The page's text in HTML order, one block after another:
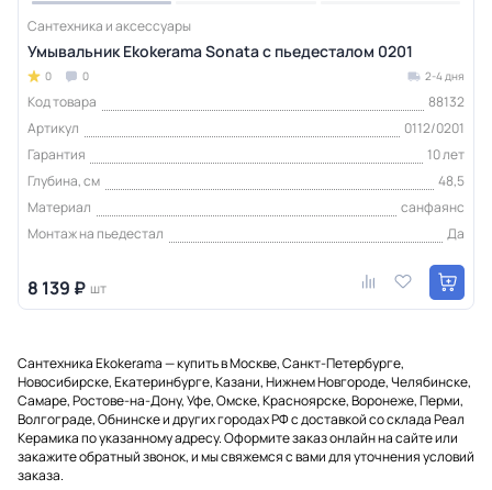
Сантехника и аксессуары
Умывальник Ekokerama Sonata с пьедесталом 0201
0 0 2-4 дня
Код товара
88132
Артикул
0112/0201
Гарантия
10 лет
Глубина, см
48,5
Материал
санфаянс
Монтаж на пьедестал
Да
8 139 ₽ шт
Сантехника Ekokerama — купить в Москве, Санкт-Петербурге,
Новосибирске, Екатеринбурге, Казани, Нижнем Новгороде, Челябинске,
Самаре, Ростове-на-Дону, Уфе, Омске, Красноярске, Воронеже, Перми,
Волгограде, Обнинске и других городах РФ с доставкой со склада Реал
Керамика по указанному адресу. Оформите заказ онлайн на сайте или
закажите обратный звонок, и мы свяжемся с вами для уточнения условий
заказа.